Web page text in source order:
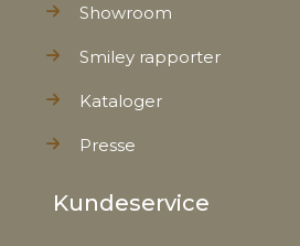
Showroom
Smiley rapporter
Kataloger
Presse
Kundeservice